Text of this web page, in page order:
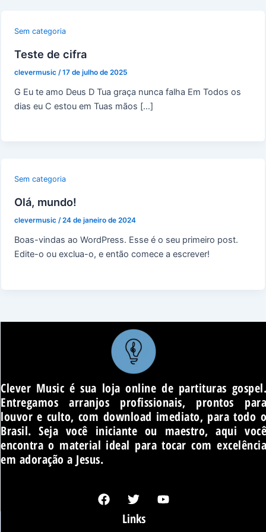
Sem categoria
Teste de cifra
clevermusic/17 de julho de 2025
G Eu te amo Deus D Tua graça nunca falha Em Todos os
dias eu C estou em Tuas mãos […]
Sem categoria
Olá, mundo!
clevermusic/24 de janeiro de 2024
Boas-vindas ao WordPress. Esse é o seu primeiro post.
Edite-o ou exclua-o, e então comece a escrever!
Clever Music é sua loja online de partituras gospel.
Entregamos arranjos profissionais, prontos para
louvor e culto, com download imediato, para todo o
Brasil. Seja você iniciante ou maestro, aqui você
encontra o material ideal para tocar com excelência
em adoração a Jesus.
F
a
T
w
i
Y
o
Links